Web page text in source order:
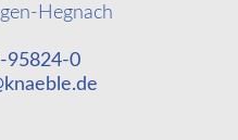
Hegnach
95824-0